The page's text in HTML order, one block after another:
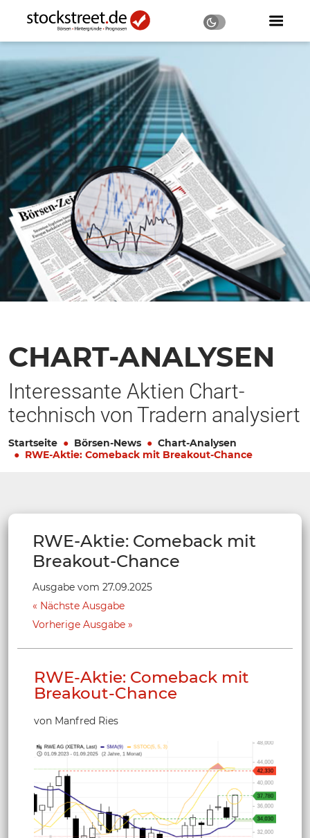
CHART-ANALYSEN
Interessante Aktien Chart-
technisch von Tradern analysiert
Startseite Börsen-News
Chart-Analysen
RWE-Aktie: Comeback mit Breakout-Chance
RWE-Aktie: Comeback mit
Breakout-Chance
Ausgabe vom 27.09.2025
Nächste Ausgabe
Vorherige Ausgabe
RWE-Aktie: Comeback mit
Breakout-Chance
von Manfred Ries